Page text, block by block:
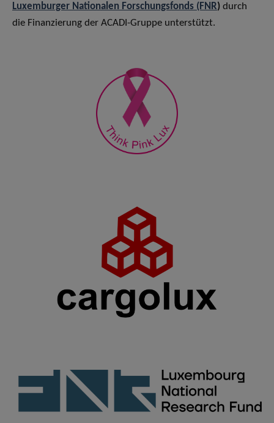
Luxemburger Nationalen Forschungsfonds (FNR) durch
die Finanzierung der ACADI-Gruppe unterstützt.